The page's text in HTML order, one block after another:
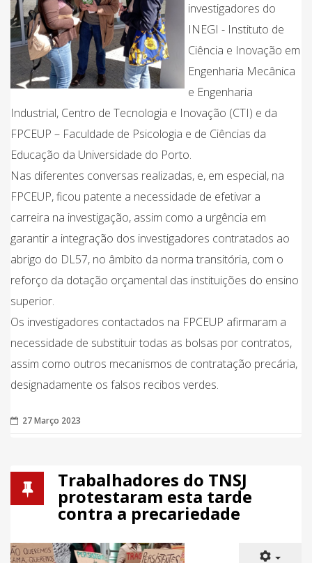
investigadores do
INEGI - Instituto de
Ciência e Inovação em
Engenharia Mecânica
e Engenharia
Industrial, Centro de Tecnologia e Inovação (CTI) e da
FPCEUP – Faculdade de Psicologia e de Ciências da
Educação da Universidade do Porto.
Nas diferentes conversas realizadas, e, em especial, na
FPCEUP, ficou patente a necessidade de efetivar a
carreira na investigação, assim como a urgência em
garantir a integração dos investigadores contratados ao
abrigo do DL57, no âmbito da norma transitória, com o
reforço da dotação orçamental das instituições do ensino
superior.
Os investigadores contactados na FPCEUP afirmaram a
necessidade de substituir todas as bolsas por contratos,
assim como outros mecanismos de contratação precária,
designadamente os falsos recibos verdes.
27 Março 2023
Trabalhadores do TNSJ
protestaram esta tarde
contra a precariedade